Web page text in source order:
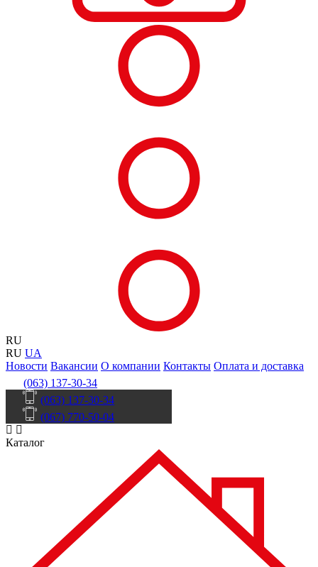
RU
RU UA
Новости Вакансии О компании Контакты Оплата и доставка
(063) 137-30-34
(063) 137-30-34
(067) 770-50-04
Каталог